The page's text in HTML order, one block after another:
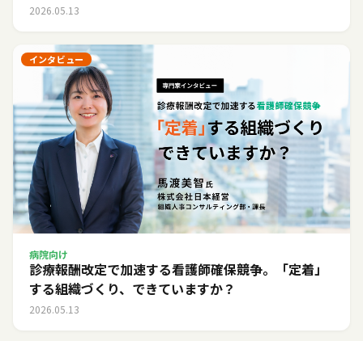
2026.05.13
インタビュー
病院向け
診療報酬改定で加速する看護師確保競争。「定着」
する組織づくり、できていますか？
2026.05.13